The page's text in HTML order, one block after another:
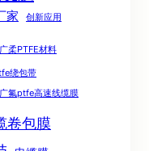
家 创新应用
广柔PTFE材料
绕包带
广氟ptfe高速线缆膜
卷包膜